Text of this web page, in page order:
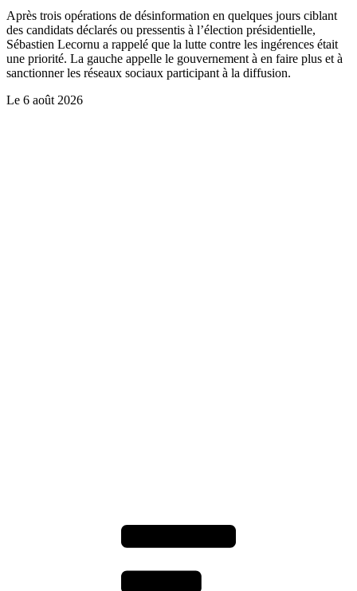
Après trois opérations de désinformation en quelques jours ciblant
des candidats déclarés ou pressentis à l’élection présidentielle,
Sébastien Lecornu a rappelé que la lutte contre les ingérences était
une priorité. La gauche appelle le gouvernement à en faire plus et à
sanctionner les réseaux sociaux participant à la diffusion.
Le 6 août 2026